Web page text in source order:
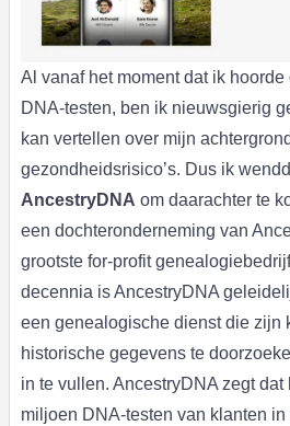
Al vanaf het moment dat ik
DNA-testen, ben ik nieuwsgierig
kan vertellen over mijn
gezondheidsrisico’s. Dus ik
AncestryDNA om daarachter te
een dochteronderneming van
grootste for-profit
decennia is AncestryDNA
een genealogische dienst die zijn
historische gegevens te
in te vullen. AncestryDNA zegt dat
miljoen DNA-testen van klanten